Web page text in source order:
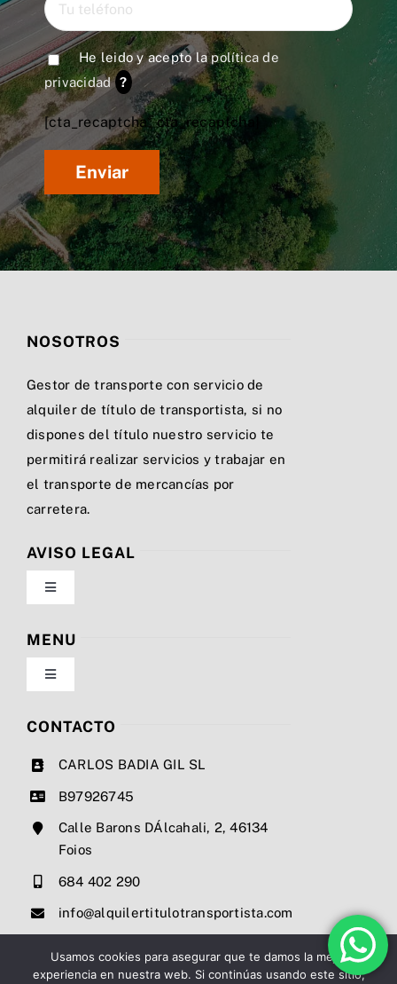
He leido y acepto lapolítica de
privacidad ?
[cta_recaptcha* cta_recaptcha]
NOSOTROS
Gestor de transporte con servicio de
alquiler de título de transportista, si no
dispones del título nuestro servicio te
permitirá realizar servicios y trabajar en
el transporte de mercancías por
carretera.
AVISO LEGAL
Toggle
Navigation
Política de privacidad
Condiciones de uso
MENU
Toggle
Navigation
Nosotros
Precios
Contacto
CONTACTO
CARLOS BADIA GIL SL
B97926745
Calle Barons DÁlcahali, 2, 46134
Foios
684 402 290
info@alquilertitulotransportista.com
Usamos cookies para asegurar que te damos la mejor
experiencia en nuestra web. Si continúas usando este sitio,